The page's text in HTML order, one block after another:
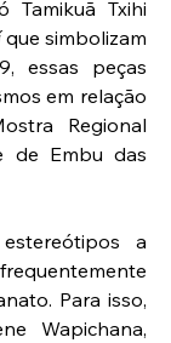
Tamikuã Txihi
que simbolizam
essas peças
em relação
Regional
de Embu das
a
Para isso,
Wapichana,